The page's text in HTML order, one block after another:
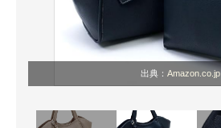
建設×テクノロジーの最前線
ちょっと気になるネットの話題
出典： Amazon.co.jp